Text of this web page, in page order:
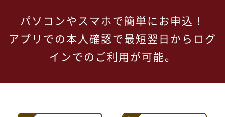
パソコンやスマホで簡単にお申込！
アプリでの本人確認で最短翌日からログ
インでのご利用が可能。